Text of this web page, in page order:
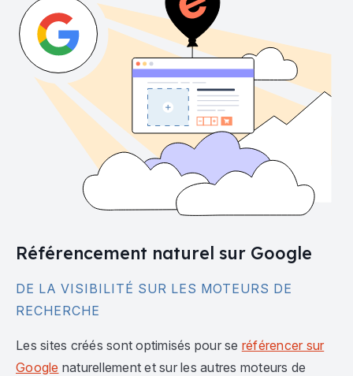
Référencement naturel sur Google
DE LA VISIBILITÉ SUR LES MOTEURS DE
RECHERCHE
Les sites créés sont optimisés pour se référencer sur
Google naturellement et sur les autres moteurs de